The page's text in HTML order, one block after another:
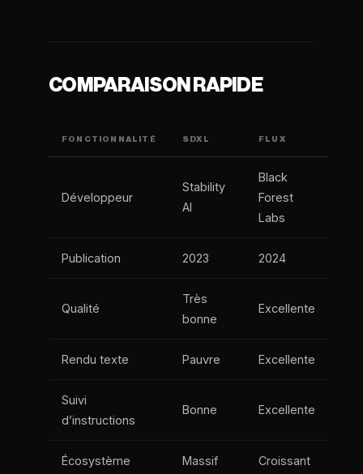
COMPARAISON RAPIDE
FONCTIONNALITÉ SDXL FLUX
Développeur
Stability
AI
Black
Forest
Labs
Publication 2023 2024
Qualité
Très
bonne
Excellente
Rendu texte Pauvre Excellente
Suivi
d’instructions
Bonne Excellente
Écosystème Massif Croissant